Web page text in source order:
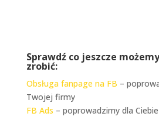
Sprawdź co jeszcze
zrobić:
Obsługa fanpage na FB –
Twojej firmy
FB Ads – poprowadzimy dla